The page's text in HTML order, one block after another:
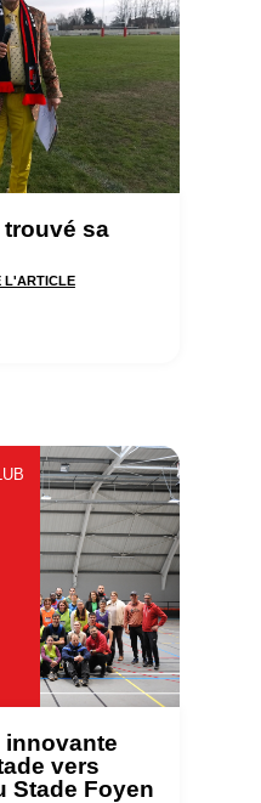
trouvé sa
L'ARTICLE
innovante
vers
Stade Foyen